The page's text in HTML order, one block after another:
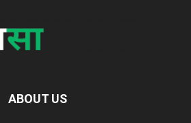
ABOUT US